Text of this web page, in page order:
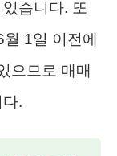
습니다. 또
1일 이전에
으므로 매매
.